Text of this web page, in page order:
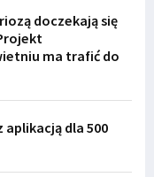
doczekają się
ma trafić do
aplikacją dla 500